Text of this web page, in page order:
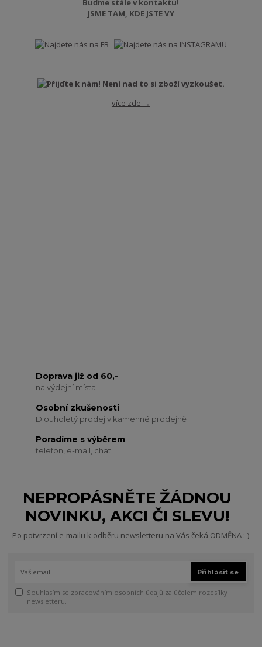
Buďme stále v kontaktu!
JSME TAM, KDE JSTE VY
více zde →
Doprava již od 60,-
na výdejní místa
Osobní zkušenosti
Dlouholetý prodej v kamenné prodejně
Poradíme s výběrem
telefon, e-mail, chat
NEPROPÁSNĚTE ŽÁDNOU
NOVINKU, AKCI ČI SLEVU!
Po potvrzení e-mailu k odběru newsletteru na Vás čeká ODMĚNA :-)
Přihlásit se
Souhlasím se zpracováním osobních údajů za účelem rozesílky
newsletteru.